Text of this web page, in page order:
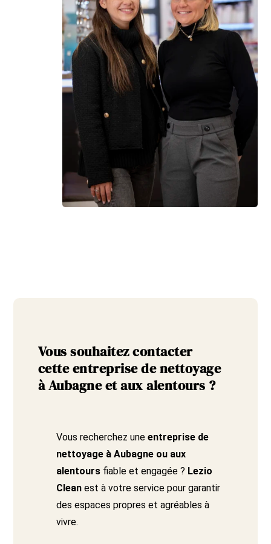
Vous souhaitez contacter
cette entreprise de nettoyage
à Aubagne et aux alentours ?
Vous recherchez une entreprise de
nettoyage à Aubagne ou aux
alentoursfiable et engagée ? Lezio
Cleanest à votre service pour garantir
des espaces propres et agréables à
vivre.